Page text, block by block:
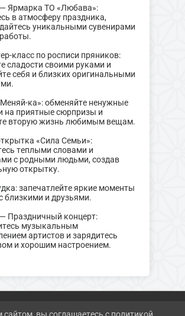
Ярмарка ТО «Любава»:
в атмосферу праздника,
уникальными сувенирами
класс по росписи пряников:
сладости своими руками и
себя и близких оригинальными
ка»: обменяйте ненужные
на приятные сюрпризы и
вторую жизнь любимым вещам.
«Сила Семьи»:
теплыми словами и
с родными людьми, создав
открытку.
запечатлейте яркие моменты
близкими и друзьями.
Праздничный концерт:
музыкальным
артистов и зарядитесь
и хорошим настроением.